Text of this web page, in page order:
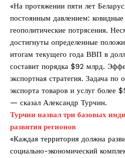
«На протяжении пяти лет
постоянным давлением:
геополитические потрясения.
достигнуты определенные
итогам текущего года ВВП в
составит порядка $92 млрд.
экспортная стратегия. Задача
экспорта товаров и услуг более
— сказал Александр Турчин.
Турчин назвал три базовых
развития регионов
«Каждая территория должна
социально-экономический